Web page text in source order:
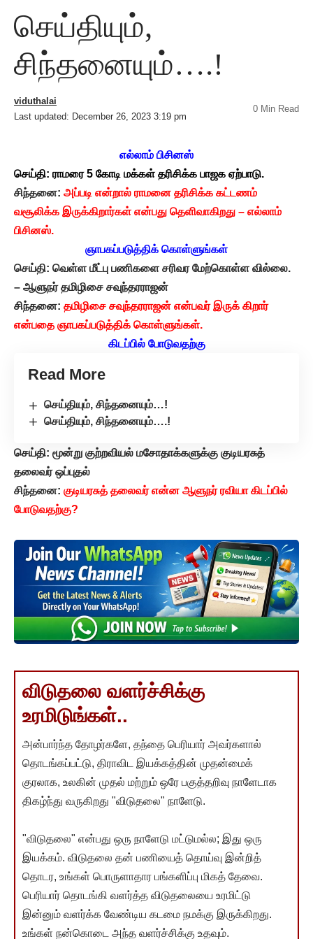
செய்தியும்,
சிந்தனையும்….!
Last updated: December 26, 2023 3:19 pm
viduthalai
0 Min Read
எல்லாம் பிசினஸ்
செய்தி: ராமரை 5 கோடி மக்கள் தரிசிக்க பாஜக ஏற்பாடு.
சிந்தனை: அப்படி என்றால் ராமனை தரிசிக்க கட்டணம்
வசூலிக்க இருக்கிறார்கள் என்பது தெளிவாகிறது – எல்லாம்
பிசினஸ்.
ஞாபகப்படுத்திக் கொள்ளுங்கள்
செய்தி: வெள்ள மீட்பு பணிகளை சரிவர மேற்கொள்ள வில்லை.
– ஆளுநர் தமிழிசை சவுந்தரராஜன்
சிந்தனை: தமிழிசை சவுந்தரராஜன் என்பவர் இருக் கிறார்
என்பதை ஞாபகப்படுத்திக் கொள்ளுங்கள்.
கிடப்பில் போடுவதற்கு
Read More
செய்தியும், சிந்தனையும்…!
செய்தியும், சிந்தனையும்….!
செய்தி: மூன்று குற்றவியல் மசோதாக்களுக்கு குடியரசுத்
தலைவர் ஒப்புதல்
சிந்தனை: குடியரசுத் தலைவர் என்ன ஆளுநர் ரவியா கிடப்பில்
போடுவதற்கு?
விடுதலை வளர்ச்சிக்கு
உரமிடுங்கள்..
அன்பார்ந்த தோழர்களே, தந்தை பெரியார் அவர்களால்
தொடங்கப்பட்டு, திராவிட இயக்கத்தின் முதன்மைக்
குரலாக, உலகின் முதல் மற்றும் ஒரே பகுத்தறிவு நாளேடாக
திகழ்ந்து வருகிறது "விடுதலை" நாளேடு.
"விடுதலை" என்பது ஒரு நாளேடு மட்டுமல்ல; இது ஒரு
இயக்கம். விடுதலை தன் பணியைத் தொய்வு இன்றித்
தொடர, உங்கள் பொருளாதார பங்களிப்பு மிகத் தேவை.
பெரியார் தொடங்கி வளர்த்த விடுதலையை உரமிட்டு
இன்னும் வளர்க்க வேண்டிய கடமை நமக்கு இருக்கிறது.
உங்கள் நன்கொடை அந்த வளர்ச்சிக்கு உதவும்.